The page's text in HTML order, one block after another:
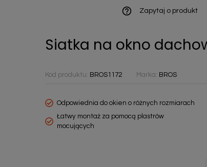
help_outline Zapytaj o produkt
Siatka na okno
Kod produktu: BROS1172 Marka: BROS
Odpowiednia do okien o różnych rozmiarach
Łatwy montaż za pomocą plastrów
mocujących